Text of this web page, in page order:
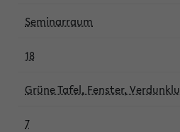
Seminarraum
18
Grüne Tafel, Fenster,
7